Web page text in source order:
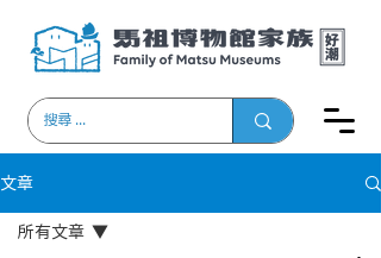
文章
所有文章